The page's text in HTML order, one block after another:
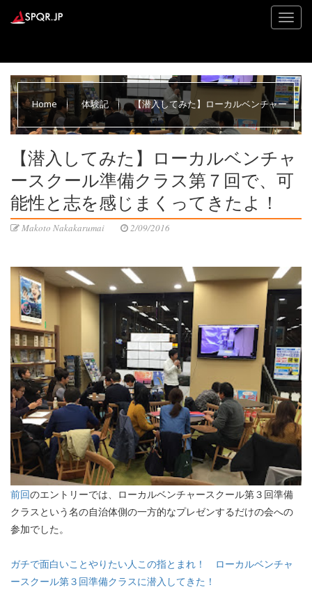
Home 体験記 【潜入してみた】ローカルベンチャー
【潜入してみた】ローカルベンチャ
ースクール準備クラス第７回で、可
能性と志を感じまくってきたよ！
Makoto Nakakarumai 2/09/2016
前回のエントリーでは、ローカルベンチャースクール第３回準備
クラスという名の自治体側の一方的なプレゼンするだけの会への
参加でした。
ガチで面白いことやりたい人この指とまれ！ ローカルベンチャ
ースクール第３回準備クラスに潜入してきた！